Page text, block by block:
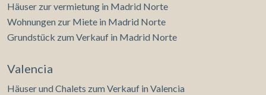
Häuser zur vermietung in Madrid Norte
Wohnungen zur Miete in Madrid Norte
Grundstück zum Verkauf in Madrid Norte
Valencia
Häuser und Chalets zum Verkauf in Valencia